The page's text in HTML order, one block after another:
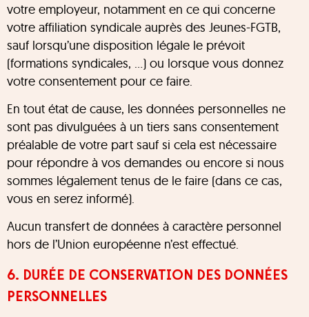
votre employeur, notamment en ce qui concerne
votre affiliation syndicale auprès des Jeunes-FGTB,
sauf lorsqu’une disposition légale le prévoit
(formations syndicales, …) ou lorsque vous donnez
votre consentement pour ce faire.
En tout état de cause, les données personnelles ne
sont pas divulguées à un tiers sans consentement
préalable de votre part sauf si cela est nécessaire
pour répondre à vos demandes ou encore si nous
sommes légalement tenus de le faire (dans ce cas,
vous en serez informé).
Aucun transfert de données à caractère personnel
hors de l’Union européenne n’est effectué.
6. DURÉE DE CONSERVATION DES DONNÉES
PERSONNELLES